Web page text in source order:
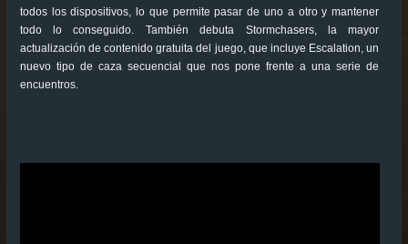
todos los dispositivos, lo que permite pasar de uno a otro y mantener
todo lo conseguido. También debuta Stormchasers, la mayor
actualización de contenido gratuita del juego, que incluye Escalation, un
nuevo tipo de caza secuencial que nos pone frente a una serie de
encuentros.